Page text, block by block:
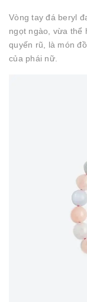
Vòng tay đá beryl
ngọt ngào, vừa thể
quyến rũ, là món
của phái nữ.